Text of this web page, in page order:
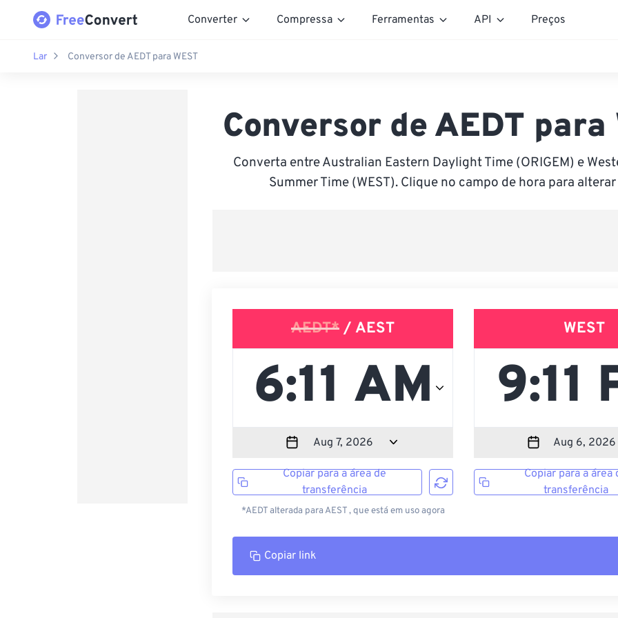
Converter Compressa Ferramentas API Preços
Lar Conversor de AEDT para WEST
Conversor de AEDT para
Converta entre Australian Eastern Daylight Time (ORIGEM) e
Summer Time (WEST). Clique no campo de hora para
AEDT* / AEST
Copiar para a área de
transferência
*AEDT alterada para AEST , que está em uso agora
WEST
Copiar para a área
transferência
Copiar link